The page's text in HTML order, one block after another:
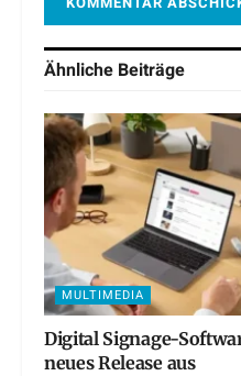
Ähnliche Beiträge
MULTIMEDIA
Digital Signage-
neues Release aus